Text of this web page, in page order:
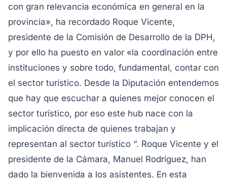
con gran relevancia económica en general en la
provincia», ha recordado Roque Vicente,
presidente de la Comisión de Desarrollo de la DPH,
y por ello ha puesto en valor «la coordinación entre
instituciones y sobre todo, fundamental, contar con
el sector turístico. Desde la Diputación entendemos
que hay que escuchar a quienes mejor conocen el
sector turístico, por eso este hub nace con la
implicación directa de quienes trabajan y
representan al sector turístico “. Roque Vicente y el
presidente de la Cámara, Manuel Rodríguez, han
dado la bienvenida a los asistentes. En esta